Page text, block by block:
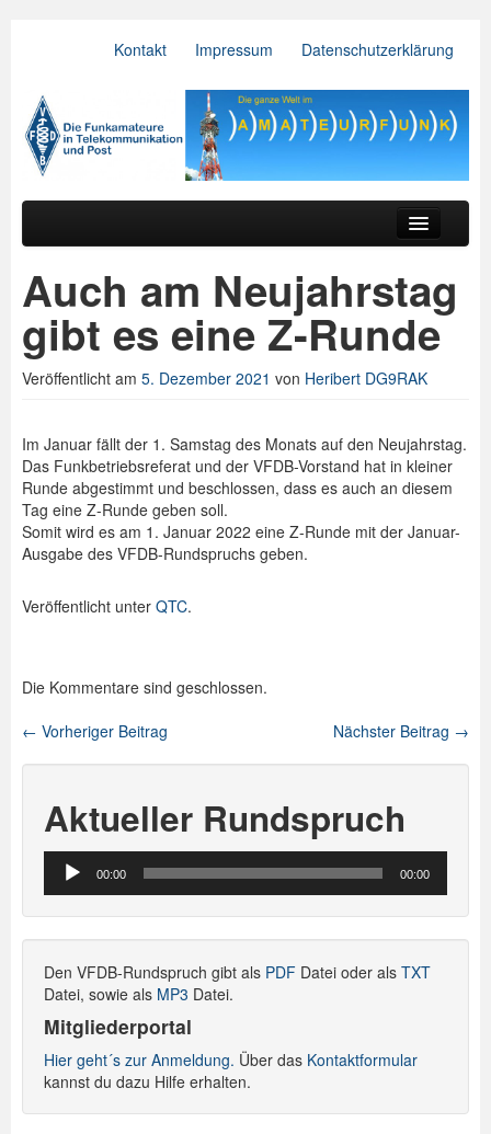
Kontakt Impressum Datenschutzerklärung
VFDB e.V.
Hauptmenü
Der Verein
Referate
BV & OV
Relais
Downloads
Spenden
Login
Auch am Neujahrstag
gibt es eine Z-Runde
Veröffentlicht am 5. Dezember 2021 von Heribert DG9RAK
Im Januar fällt der 1. Samstag des Monats auf den Neujahrstag.
Das Funkbetriebsreferat und der VFDB-Vorstand hat in kleiner
Runde abgestimmt und beschlossen, dass es auch an diesem
Tag eine Z-Runde geben soll.
Somit wird es am 1. Januar 2022 eine Z-Runde mit der Januar-
Ausgabe des VFDB-Rundspruchs geben.
Veröffentlicht unter QTC.
Die Kommentare sind geschlossen.
Beitragsnavigation
Nächster Beitrag →
← Vorheriger Beitrag
Aktueller Rundspruch
Audio-
Player
00:00 00:00
Den VFDB-Rundspruch gibt als PDF Datei oder als TXT
Datei, sowie als MP3 Datei.
Mitgliederportal
Hier geht´s zur Anmeldung. Über das Kontaktformular
kannst du dazu Hilfe erhalten.